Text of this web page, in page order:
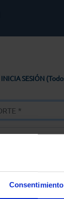
Consentimiento
INICIA SESIÓN
Entrar